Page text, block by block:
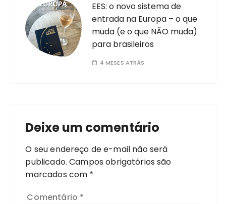
EES: o novo sistema de
entrada na Europa – o que
muda (e o que NÃO muda)
para brasileiros
4 MESES ATRÁS
Deixe um comentário
O seu endereço de e-mail não será
publicado. Campos obrigatórios são
marcados com *
Comentário *